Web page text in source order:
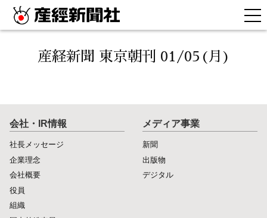
産経新聞 東京朝刊 01/05(月)
会社・IR情報
社長メッセージ
企業理念
会社概要
役員
組織
メディア事業
新聞
出版物
デジタル